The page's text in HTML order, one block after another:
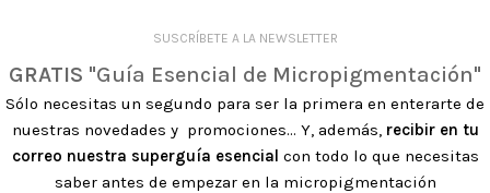
SUSCRÍBETE A LA NEWSLETTER
GRATIS "Guía Esencial de Micropigmentación"
Sólo necesitas un segundo para ser la primera en enterarte de
nuestras novedades y promociones... Y, además, recibir en tu
correo nuestra superguía esencial con todo lo que necesitas
saber antes de empezar en la micropigmentación